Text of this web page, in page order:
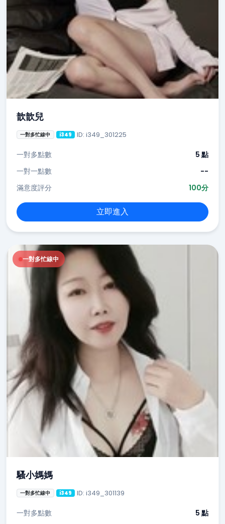
歆歆兒
一對多忙線中 i349 ID: i349_301225
一對多點數
5 點
一對一點數
--
滿意度評分
100分
立即進入
一對多忙線中
騷小媽媽
一對多忙線中 i349 ID: i349_301139
一對多點數 5 點